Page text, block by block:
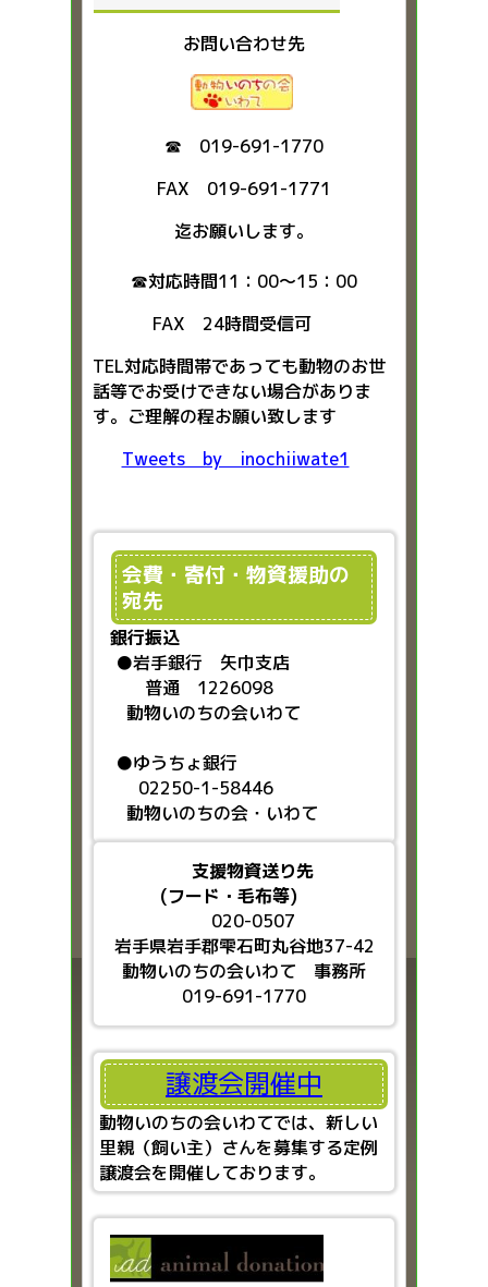
お問い合わせ先
☎ 019-691-1770
FAX 019-691-1771
迄お願いします。
☎対応時間11：00～15：00
FAX 24時間受信可
TEL対応時間帯であっても動物のお世
話等でお受けできない場合がありま
す。ご理解の程お願い致します
Tweets by inochiiwate1
会費・寄付・物資援助の
宛先
銀行振込
●岩手銀行 矢巾支店
普通 1226098
動物いのちの会いわて
●ゆうちょ銀行
02250-1-58446
動物いのちの会・いわて
支援物資送り先
(フード・毛布等)
020-0507
岩手県岩手郡雫石町丸谷地37-42
動物いのちの会いわて 事務所
019-691-1770
譲渡会開催中
動物いのちの会いわてでは、新しい
里親（飼い主）さんを募集する定例
譲渡会を開催しております。